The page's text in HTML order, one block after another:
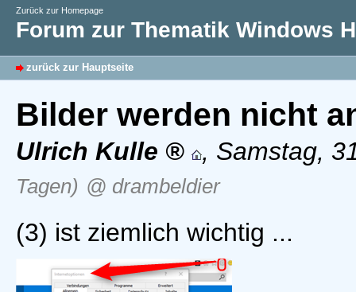
Zurück zur Homepage
Forum zur Thematik Windows
zurück zur Hauptseite
Bilder werden nicht
Ulrich Kulle , Samstag,
Tagen) @ drambeldier
(3) ist ziemlich wichtig ...